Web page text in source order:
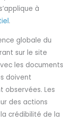
à
.
globale du
sur le site
les documents
doivent
observées. Les
des actions
crédibilité de la